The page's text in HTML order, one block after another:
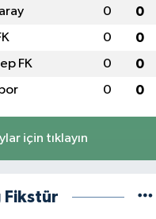
0 0
0 0
FK 0 0
0 0
için tıklayın
Fikstür